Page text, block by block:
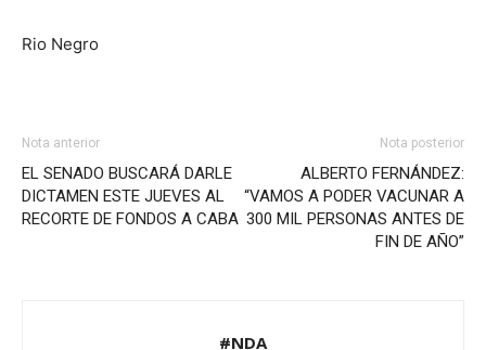
Rio Negro
Nota anterior
EL SENADO BUSCARÁ DARLE
DICTAMEN ESTE JUEVES AL
RECORTE DE FONDOS A CABA
Nota posterior
ALBERTO FERNÁNDEZ:
“VAMOS A PODER VACUNAR A
300 MIL PERSONAS ANTES DE
FIN DE AÑO”
#NDA